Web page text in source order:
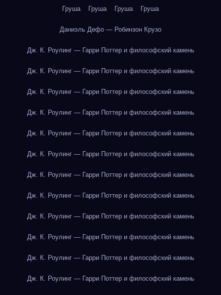
Груша Груша Груша Груша
Даниэль Дефо — Робинзон Крузо
Дж. К. Роулинг — Гарри Поттер и философский камень
Дж. К. Роулинг — Гарри Поттер и философский камень
Дж. К. Роулинг — Гарри Поттер и философский камень
Дж. К. Роулинг — Гарри Поттер и философский камень
Дж. К. Роулинг — Гарри Поттер и философский камень
Дж. К. Роулинг — Гарри Поттер и философский камень
Дж. К. Роулинг — Гарри Поттер и философский камень
Дж. К. Роулинг — Гарри Поттер и философский камень
Дж. К. Роулинг — Гарри Поттер и философский камень
Дж. К. Роулинг — Гарри Поттер и философский камень
Дж. К. Роулинг — Гарри Поттер и философский камень
Дж. К. Роулинг — Гарри Поттер и философский камень